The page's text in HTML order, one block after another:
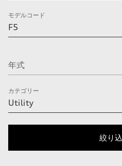
モデルコード
カテゴリー